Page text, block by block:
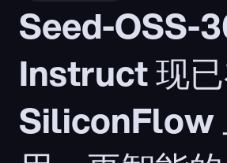
Seed-OSS-
Instruct 现
SiliconFlow